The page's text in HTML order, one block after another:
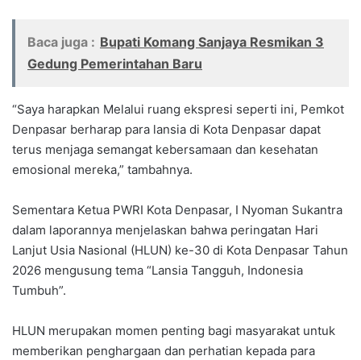
Baca juga : Bupati Komang Sanjaya Resmikan 3
Gedung Pemerintahan Baru
“Saya harapkan Melalui ruang ekspresi seperti ini, Pemkot
Denpasar berharap para lansia di Kota Denpasar dapat
terus menjaga semangat kebersamaan dan kesehatan
emosional mereka,” tambahnya.
Sementara Ketua PWRI Kota Denpasar, I Nyoman Sukantra
dalam laporannya menjelaskan bahwa peringatan Hari
Lanjut Usia Nasional (HLUN) ke-30 di Kota Denpasar Tahun
2026 mengusung tema “Lansia Tangguh, Indonesia
Tumbuh”.
HLUN merupakan momen penting bagi masyarakat untuk
memberikan penghargaan dan perhatian kepada para